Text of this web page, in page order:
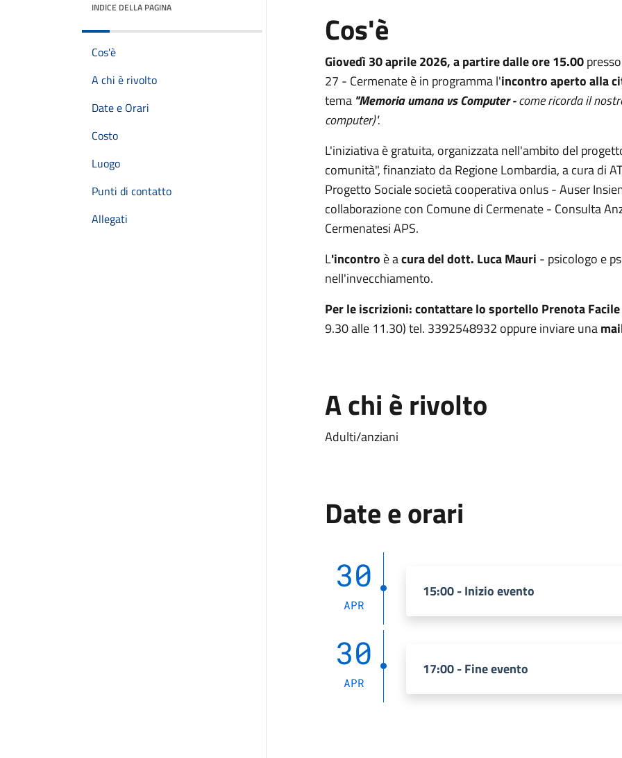
INDICE DELLA PAGINA
Cos'è
A chi è rivolto
Date e Orari
Costo
Luogo
Punti di contatto
Allegati
Cos'è
Giovedì 30 aprile 2026, a partire dalle ore 15.00
27 - Cermenate è in programma l'incontro aperto alla
tema "Memoria umana vs Computer -come ricorda il
computer)".
L'iniziativa è gratuita, organizzata nell'ambito del
comunità", finanziato da Regione Lombardia, a cura di
Progetto Sociale società cooperativa onlus - Auser
collaborazione con Comune di Cermenate - Consulta
Cermenatesi APS.
L'incontro è acura del dott. Luca Mauri - psicologo e
nell'invecchiamento.
Per le iscrizioni: contattare lo sportello Prenota Facile
9.30 alle 11.30) tel. 3392548932 oppure inviare una
A chi è rivolto
Adulti/anziani
Date e orari
30
APR
15:00 - Inizio evento
30
APR
17:00 - Fine evento